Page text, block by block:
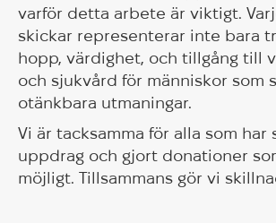
varför detta arbete är viktigt.
skickar representerar inte bara
hopp, värdighet, och tillgång till
och sjukvård för människor som
otänkbara utmaningar.
Vi är tacksamma för alla som
uppdrag och gjort donationer
möjligt. Tillsammans gör vi